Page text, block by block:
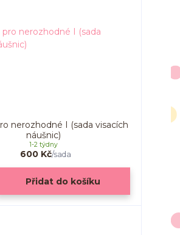
nerozhodné I (sada visacích
náušnic)
600 Kč/sada
1-2 týdny
Přidat do košíku